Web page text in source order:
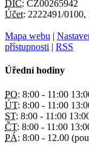
DIČ: CZ00265942
Účet: 2222491/
Mapa webu |
přístupnosti | RSS
Úřední hodiny
PO: 8:00 - 11:00
ÚT: 8:00 - 11:00
ST: 8:00 - 11:00
ČT: 8:00 - 11:00
PÁ: 8:00 - 12.00